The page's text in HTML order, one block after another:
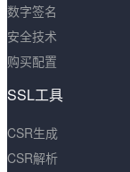
数字签名
安全技术
购买配置
SSL工具
CSR生成
CSR解析